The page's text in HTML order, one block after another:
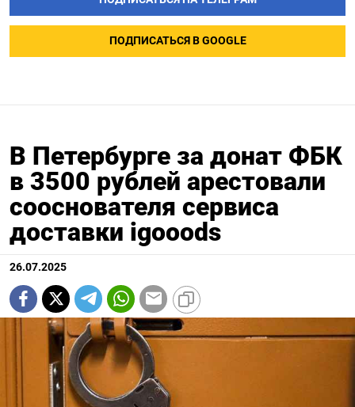
ПОДПИСАТЬСЯ В GOOGLE
В Петербурге за донат ФБК
в 3500 рублей арестовали
сооснователя сервиса
доставки igooods
26.07.2025